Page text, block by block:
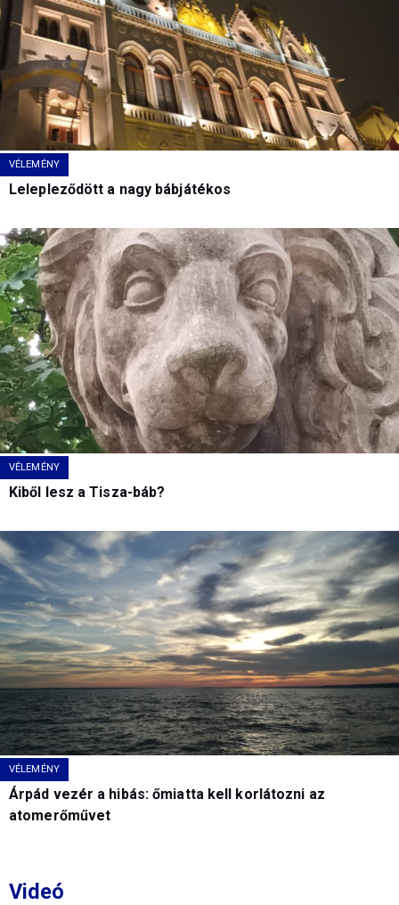
VÉLEMÉNY
Lelepleződött a nagy bábjátékos
VÉLEMÉNY
Kiből lesz a Tisza-báb?
VÉLEMÉNY
Árpád vezér a hibás: őmiatta kell korlátozni az
atomerőművet
Videó